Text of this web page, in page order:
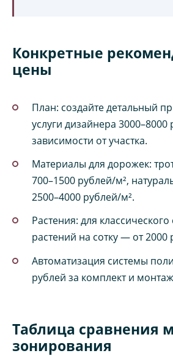
Конкретные
цены
План: создайте детальный
услуги дизайнера 3000–8000
зависимости от участка.
Материалы для дорожек:
700–1500 рублей/м²,
2500–4000 рублей/м².
Растения: для
растений на сотку — от 2000
Автоматизация системы
рублей за комплект и
Таблица сравнения
зонирования